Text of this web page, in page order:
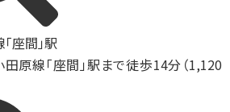
原線「座間」駅まで徒歩14分（1,120